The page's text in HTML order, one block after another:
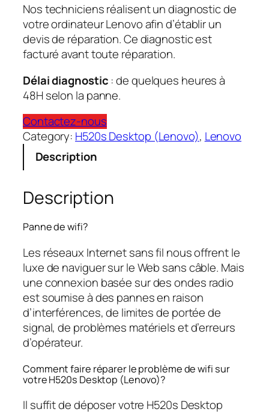
Nos techniciens réalisent un diagnostic de
votre ordinateur Lenovo afin d’établir un
devis de réparation. Ce diagnostic est
facturé avant toute réparation.
Délai diagnostic : de quelques heures à
48H selon la panne.
Contactez-nous
Category: H520s Desktop (Lenovo), Lenovo
Description
Description
Panne de wifi?
Les réseaux Internet sans fil nous offrent le
luxe de naviguer sur le Web sans câble. Mais
une connexion basée sur des ondes radio
est soumise à des pannes en raison
d’interférences, de limites de portée de
signal, de problèmes matériels et d’erreurs
d’opérateur.
Comment faire réparer le problème de wifi sur
votre H520s Desktop (Lenovo)?
Il suffit de déposer votre H520s Desktop